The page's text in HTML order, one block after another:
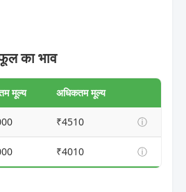
का भाव
मूल्य अधिकतम मूल्य
₹4510 ⓘ
₹4010 ⓘ